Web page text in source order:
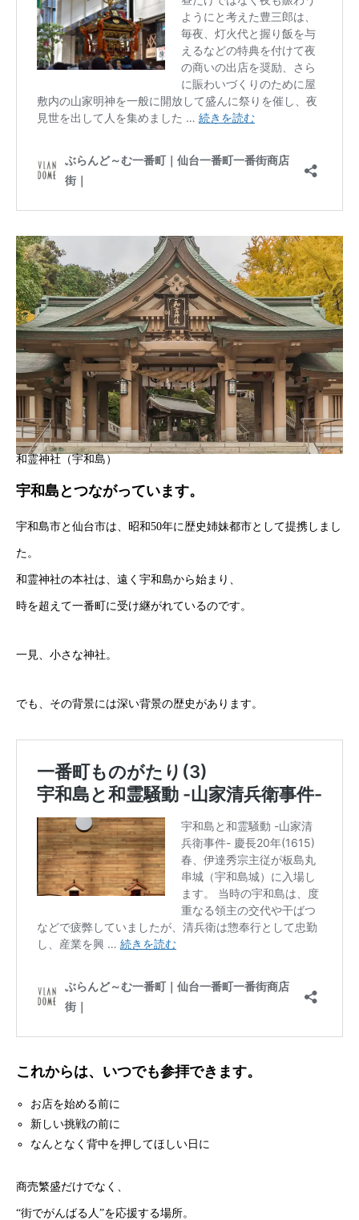
和霊神社（宇和島）
宇和島とつながっています。
宇和島市と仙台市は、昭和50年に歴史姉妹都市として提携しまし
た。
和霊神社の本社は、遠く宇和島から始まり、
時を超えて一番町に受け継がれているのです。
一見、小さな神社。
でも、その背景には深い背景の歴史があります。
これからは、いつでも参拝できます。
お店を始める前に
新しい挑戦の前に
なんとなく背中を押してほしい日に
商売繁盛だけでなく、
“街でがんばる人”を応援する場所。